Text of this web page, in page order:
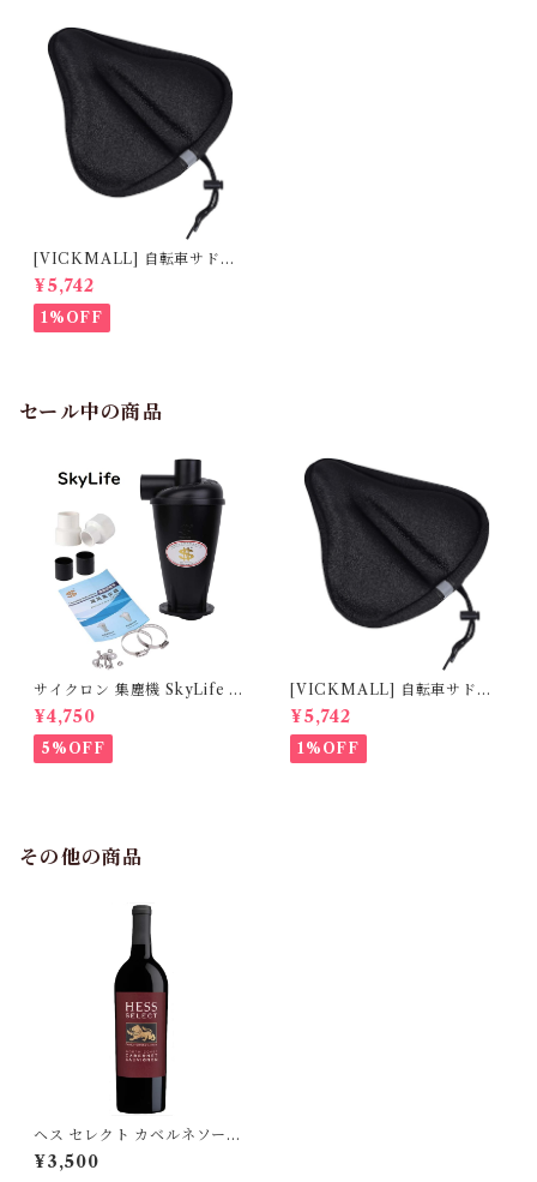
[VICKMALL] 自転車サドル
カバー 超肉厚 低反発 クッショ
ン 衝撃吸収 人間工学 お尻が痛
くない
¥5,742
1%OFF
セール中の商品
サイクロン 集塵機 SkyLife 集
じん機 DIY 木工作業道具 自
作 塵セパレーターコマンダー
【ブラック】 （ASIN:B08H1
6WKQY）
¥4,750
5%OFF
[VICKMALL] 自転車サドル
カバー 超肉厚 低反発 クッショ
ン 衝撃吸収 人間工学 お尻が痛
くない
¥5,742
1%OFF
その他の商品
ヘス セレクト カベルネソーヴ
ィニヨン 750 ml
¥3,500